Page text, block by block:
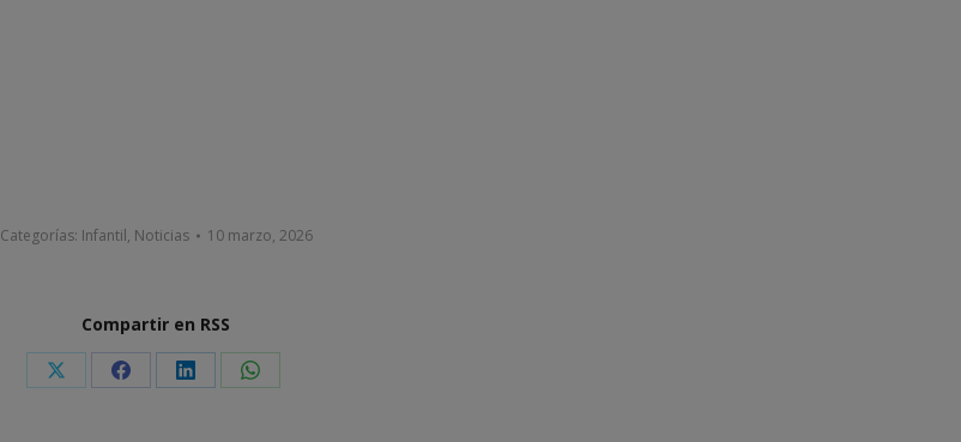
Categorías: Infantil, Noticias 10 marzo, 2026
Compartir en RSS
Share Share Share Share